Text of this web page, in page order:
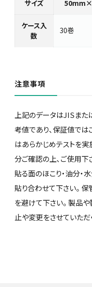
サイズ
ケース入
数
30巻
注意事項
上記のデータはJISま
考値であり、保証値では
はあらかじめテストを
分ご確認の上､ご使用下
貼る面のほこり・油分・
貼り合わせて下さい。
を避けて下さい。 製品
止や変更をさせていただ